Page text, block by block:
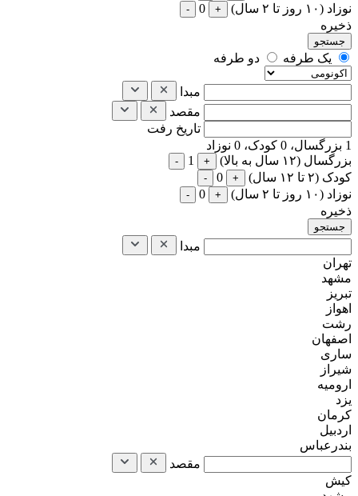
نوزاد (۱۰ روز تا ۲ سال) +
0
-
ذخیره
یک طرفه دو طرفه
مبدا
مقصد
تاریخ رفت
1 بزرگسال، 0 کودک، 0 نوزاد
بزرگسال (۱۲ سال به بالا)
+
1
-
کودک (۲ تا ۱۲ سال) +
0
-
نوزاد (۱۰ روز تا ۲ سال) +
0
-
ذخیره
مبدا
تهران
مشهد
تبریز
اهواز
رشت
اصفهان
ساری
شیراز
ارومیه
یزد
کرمان
اردبیل
بندرعباس
مقصد
کیش